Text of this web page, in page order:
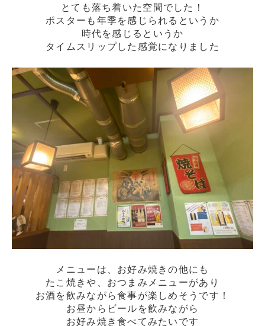
とても落ち着いた空間でした！
ポスターも年季を感じられるというか
時代を感じるというか
タイムスリップした感覚になりました
メニューは、お好み焼きの他にも
たこ焼きや、おつまみメニューがあり
お酒を飲みながら食事が楽しめそうです！
お昼からビールを飲みながら
お好み焼き食べてみたいです